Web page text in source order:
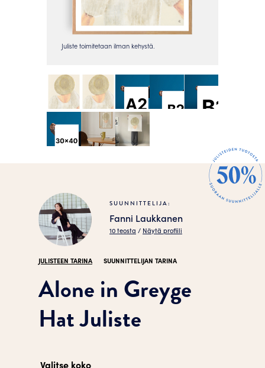
SUUNNITTELIJA:
Fanni Laukkanen
10 teosta / Näytä profiili
JULISTEEN TARINA SUUNNITTELIJAN TARINA
Alone in Greyge
Hat Juliste
Valitse koko